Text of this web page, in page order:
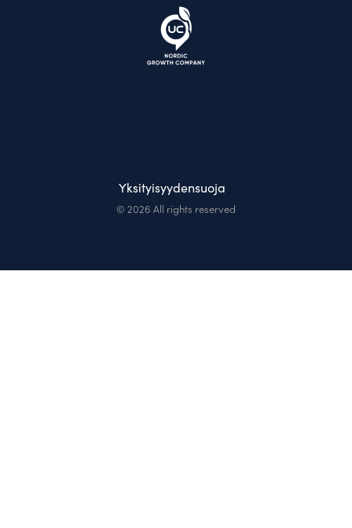
Yksityisyydensuoja
© 2026 All rights reserved